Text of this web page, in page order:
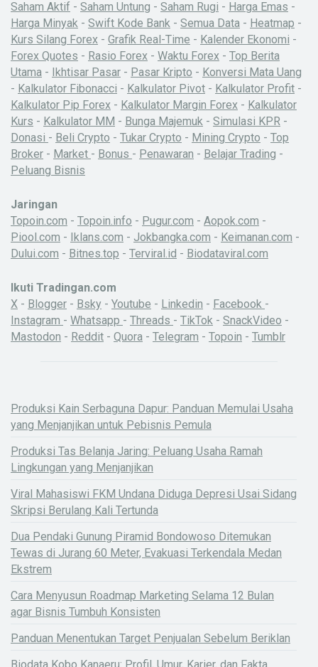
Saham Aktif - Saham Untung - Saham Rugi - Harga Emas -
Harga Minyak - Swift Kode Bank - Semua Data - Heatmap -
Kurs Silang Forex - Grafik Real-Time - Kalender Ekonomi -
Forex Quotes - Rasio Forex - Waktu Forex - Top Berita
Utama - Ikhtisar Pasar - Pasar Kripto - Konversi Mata Uang
- Kalkulator Fibonacci - Kalkulator Pivot - Kalkulator Profit -
Kalkulator Pip Forex - Kalkulator Margin Forex - Kalkulator
Kurs - Kalkulator MM - Bunga Majemuk - Simulasi KPR -
Donasi - Beli Crypto - Tukar Crypto - Mining Crypto - Top
Broker - Market - Bonus - Penawaran - Belajar Trading -
Peluang Bisnis
Jaringan
Topoin.com - Topoin.info - Pugur.com - Aopok.com -
Piool.com - Iklans.com - Jokbangka.com - Keimanan.com -
Dului.com - Bitnes.top - Terviral.id - Biodataviral.com
Ikuti Tradingan.com
X - Blogger - Bsky - Youtube - Linkedin - Facebook -
Instagram - Whatsapp - Threads - TikTok - SnackVideo -
Mastodon - Reddit - Quora - Telegram - Topoin - Tumblr
Produksi Kain Serbaguna Dapur: Panduan Memulai Usaha
yang Menjanjikan untuk Pebisnis Pemula
Produksi Tas Belanja Jaring: Peluang Usaha Ramah
Lingkungan yang Menjanjikan
Viral Mahasiswi FKM Undana Diduga Depresi Usai Sidang
Skripsi Berulang Kali Tertunda
Dua Pendaki Gunung Piramid Bondowoso Ditemukan
Tewas di Jurang 60 Meter, Evakuasi Terkendala Medan
Ekstrem
Cara Menyusun Roadmap Marketing Selama 12 Bulan
agar Bisnis Tumbuh Konsisten
Panduan Menentukan Target Penjualan Sebelum Beriklan